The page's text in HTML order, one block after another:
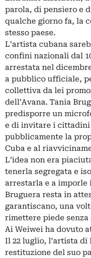
parola, di pensiero e
qualche giorno fa, la
stesso paese.
L’artista cubana
confini nazionali dal
arrestata nel
a pubblico ufficiale,
collettiva da lei
dell’Avana. Tania
predisporre un
e di invitare i cittadini
pubblicamente la
Cuba e al
L’idea non era
tenerla segregata e
arrestarla e a
Bruguera resta in
garantiscano, una
rimettere piede
Ai Weiwei ha dovuto
Il 22 luglio, l’artista di
restituzione del suo